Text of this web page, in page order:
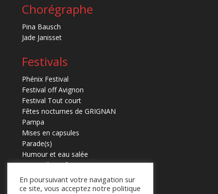
Chorégraphe
Pina Bausch
Jade Janisset
Festivals
Phénix Festival
Festival off Avignon
Festival Tout court
Fêtes nocturnes de GRIGNAN
Pampa
Mises en capsules
Parade(s)
Humour et eau salée
Marmaille en fugues
En poursuivant votre navigation sur
ce site, vous acceptez notre politique